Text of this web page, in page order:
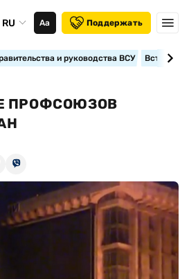
RU Аа Поддержать
и руководства ВСУ
ПРОФСОЮЗОВ